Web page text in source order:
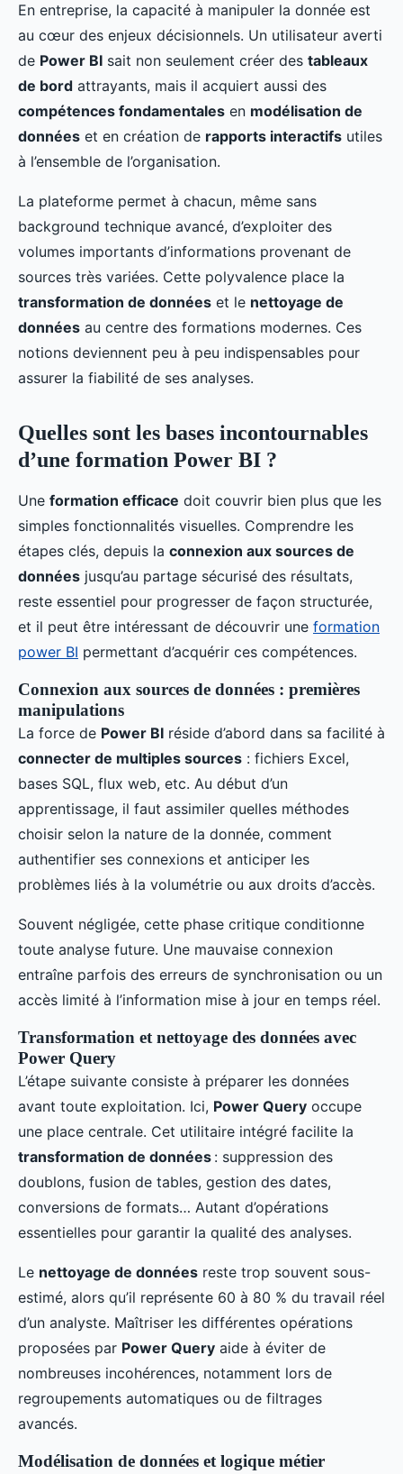
En entreprise, la capacité à manipuler la donnée est
au cœur des enjeux décisionnels. Un utilisateur averti
de Power BI sait non seulement créer des tableaux
de bord attrayants, mais il acquiert aussi des
compétences fondamentales en modélisation de
données et en création de rapports interactifs utiles
à l’ensemble de l’organisation.
La plateforme permet à chacun, même sans
background technique avancé, d’exploiter des
volumes importants d’informations provenant de
sources très variées. Cette polyvalence place la
transformation de données et le nettoyage de
données au centre des formations modernes. Ces
notions deviennent peu à peu indispensables pour
assurer la fiabilité de ses analyses.
Quelles sont les bases incontournables
d’une formation Power BI ?
Une formation efficace doit couvrir bien plus que les
simples fonctionnalités visuelles. Comprendre les
étapes clés, depuis la connexion aux sources de
données jusqu’au partage sécurisé des résultats,
reste essentiel pour progresser de façon structurée,
et il peut être intéressant de découvrir une formation
power BI permettant d’acquérir ces compétences.
Connexion aux sources de données : premières
manipulations
La force de Power BI réside d’abord dans sa facilité à
connecter de multiples sources : fichiers Excel,
bases SQL, flux web, etc. Au début d’un
apprentissage, il faut assimiler quelles méthodes
choisir selon la nature de la donnée, comment
authentifier ses connexions et anticiper les
problèmes liés à la volumétrie ou aux droits d’accès.
Souvent négligée, cette phase critique conditionne
toute analyse future. Une mauvaise connexion
entraîne parfois des erreurs de synchronisation ou un
accès limité à l’information mise à jour en temps réel.
Transformation et nettoyage des données avec
Power Query
L’étape suivante consiste à préparer les données
avant toute exploitation. Ici, Power Query occupe
une place centrale. Cet utilitaire intégré facilite la
transformation de données : suppression des
doublons, fusion de tables, gestion des dates,
conversions de formats… Autant d’opérations
essentielles pour garantir la qualité des analyses.
Le nettoyage de données reste trop souvent sous-
estimé, alors qu’il représente 60 à 80 % du travail réel
d’un analyste. Maîtriser les différentes opérations
proposées par Power Query aide à éviter de
nombreuses incohérences, notamment lors de
regroupements automatiques ou de filtrages
avancés.
Modélisation de données et logique métier